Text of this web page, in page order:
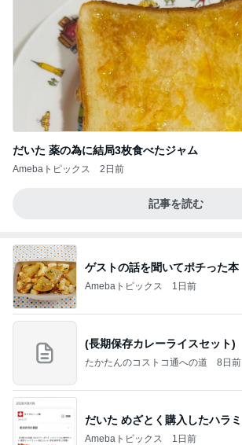
だいた 薬の為に結局3枚食べたジャム
Amebaトピックス 2日前
記事を読む
ゲストの話を聞いてポチった本
Amebaトピックス 1日前
(長期保存カレーライスセット)
たかたんのコストコ通への道 8日前
だいた めざとく購入したハラミ
Amebaトピックス 1日前